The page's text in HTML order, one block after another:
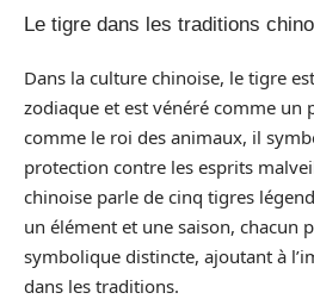
Le tigre dans les traditions
Dans la culture chinoise, le tigre
zodiaque et est vénéré comme un
comme le roi des animaux, il
protection contre les esprits
chinoise parle de cinq tigres
un élément et une saison, chacun
symbolique distincte, ajoutant à
dans les traditions.